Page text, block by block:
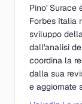
Pino' Surace
Forbes Italia
sviluppo
dall'analisi
coordina la
dalla sua
e aggiornate